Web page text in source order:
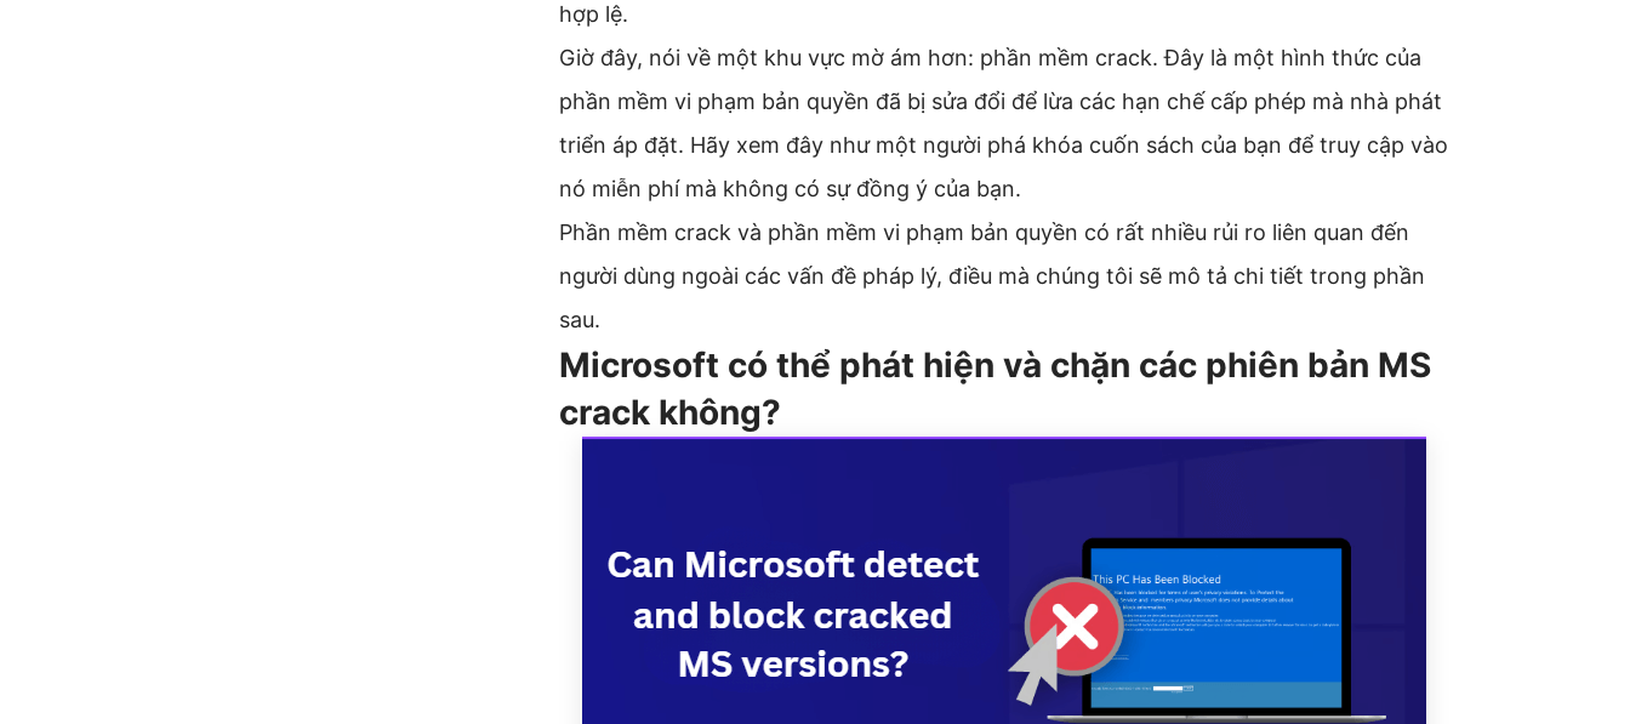
hợp lệ.
Giờ đây, nói về một khu vực mờ ám hơn: phần mềm crack. Đây là một hình thức của
phần mềm vi phạm bản quyền đã bị sửa đổi để lừa các hạn chế cấp phép mà nhà phát
triển áp đặt. Hãy xem đây như một người phá khóa cuốn sách của bạn để truy cập vào
nó miễn phí mà không có sự đồng ý của bạn.
Phần mềm crack và phần mềm vi phạm bản quyền có rất nhiều rủi ro liên quan đến
người dùng ngoài các vấn đề pháp lý, điều mà chúng tôi sẽ mô tả chi tiết trong phần
sau.
Microsoft có thể phát hiện và chặn các phiên bản MS
crack không?